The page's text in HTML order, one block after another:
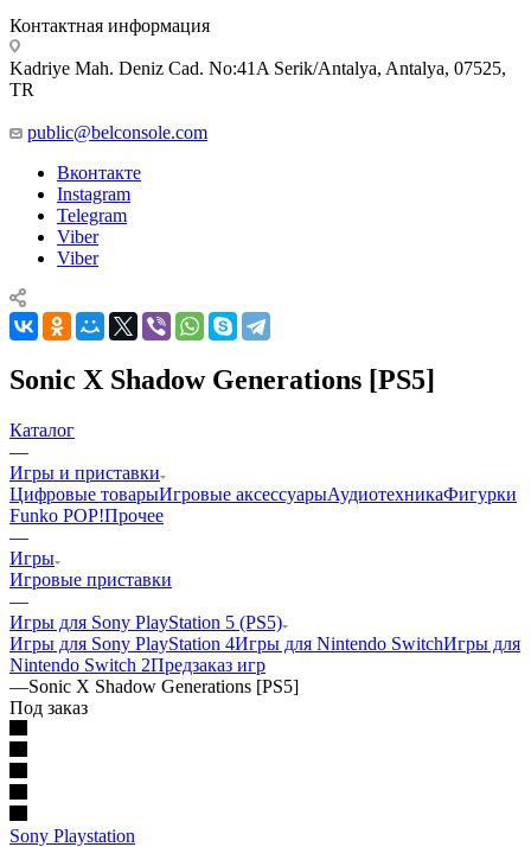
Контактная информация
Kadriye Mah. Deniz Cad. No:41A Serik/Antalya, Antalya, 07525,
TR
public@belconsole.com
Вконтакте
Instagram
Telegram
Viber
Viber
Sonic X Shadow Generations [PS5]
Каталог
—
Игры и приставки
Цифровые товарыИгровые аксессуарыАудиотехникаФигурки
Funko POP!Прочее
—
Игры
Игровые приставки
—
Игры для Sony PlayStation 5 (PS5)
Игры для Sony PlayStation 4Игры для Nintendo SwitchИгры для
Nintendo Switch 2Предзаказ игр
—Sonic X Shadow Generations [PS5]
Под заказ
Sony Playstation